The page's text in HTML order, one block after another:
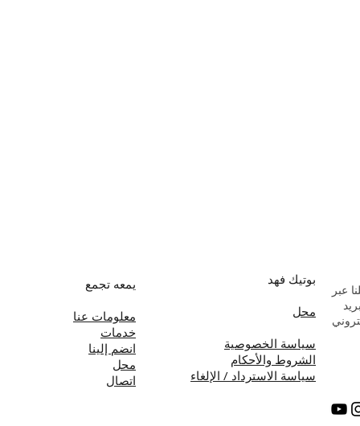
يمعه تجمع
معلومات عنا
خدمات
انضم إلينا
محل
اتصال
بوتيك فهد
محل
سياسة الخصوصية
الشروط والأحكام
سياسة الاسترداد / الإلغاء
عبر